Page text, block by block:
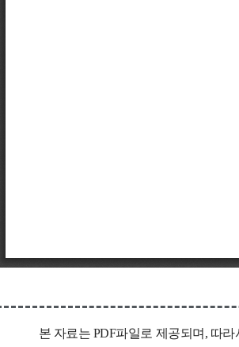
본 자료는 PDF파일로 제공되며, 따